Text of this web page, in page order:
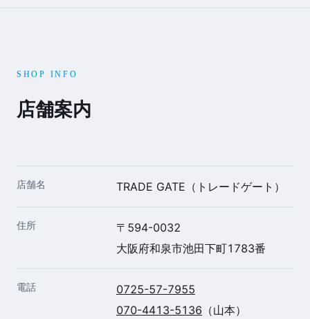
SHOP INFO
店舗案内
店舗名 TRADE GATE（トレードゲート）
住所
〒594-0032
大阪府和泉市池田下町1783番
電話
0725-57-7955
070-4413-5136 （山本）